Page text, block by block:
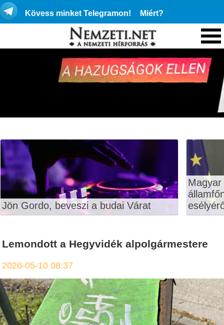
Kövess minket Telegramon! Miért?
Jön Gordo, beveszi a budai Várat
Lemondott a Hegyvidék alpolgármestere
2026-05-10 08:37